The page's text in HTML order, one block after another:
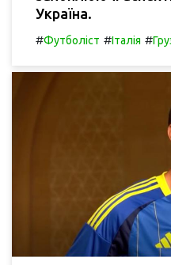
Україна.
#Футболіст #Італія #